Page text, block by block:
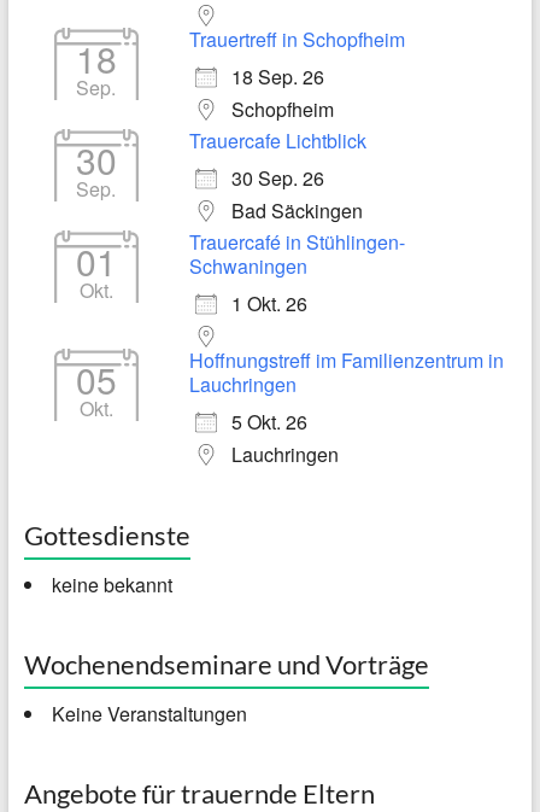
18
Sep.
Trauertreff in Schopfheim
18 Sep. 26
Schopfheim
30
Sep.
Trauercafe Lichtblick
30 Sep. 26
Bad Säckingen
01
Okt.
Trauercafé in Stühlingen-
Schwaningen
1 Okt. 26
05
Okt.
Hoffnungstreff im Familienzentrum in
Lauchringen
5 Okt. 26
Lauchringen
Gottesdienste
keine bekannt
Wochenendseminare und Vorträge
Keine Veranstaltungen
Angebote für trauernde Eltern